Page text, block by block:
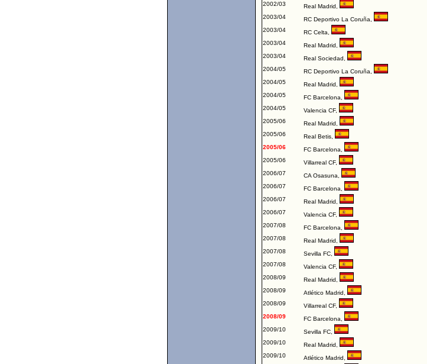
2002/03
Real Madrid
2003/04
RC Deportivo La Coruña
2003/04
RC Celta
2003/04
Real Madrid
2003/04
Real Sociedad
2004/05
RC Deportivo La Coruña
2004/05
Real Madrid
2004/05
FC Barcelona
2004/05
Valencia CF,
2005/06
Real Madrid
2005/06
Real Betis
2005/06
FC Barcelona
2005/06
Villarreal CF,
2006/07
CA Osasuna
2006/07
FC Barcelona
2006/07
Real Madrid
2006/07
Valencia CF,
2007/08
FC Barcelona
2007/08
Real Madrid
2007/08
Sevilla FC
2007/08
Valencia CF,
2008/09
Real Madrid
2008/09
Atlético Madrid
2008/09
Villarreal CF,
2008/09
FC Barcelona
2009/10
Sevilla FC
2009/10
Real Madrid
2009/10
Atlético Madrid